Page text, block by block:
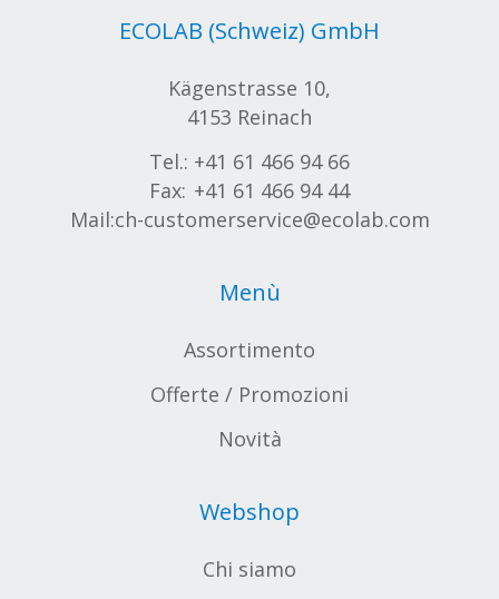
ECOLAB (Schweiz) GmbH
Kägenstrasse 10,
4153 Reinach
Tel.: +41 61 466 94 66
Fax: +41 61 466 94 44
Mail:ch-customerservice@ecolab.com
Menù
Assortimento
Offerte / Promozioni
Novità
Webshop
Chi siamo